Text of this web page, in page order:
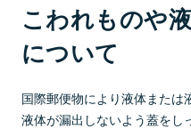
こわれものや
について
国際郵便物により液体または
液体が漏出しないよう蓋をし